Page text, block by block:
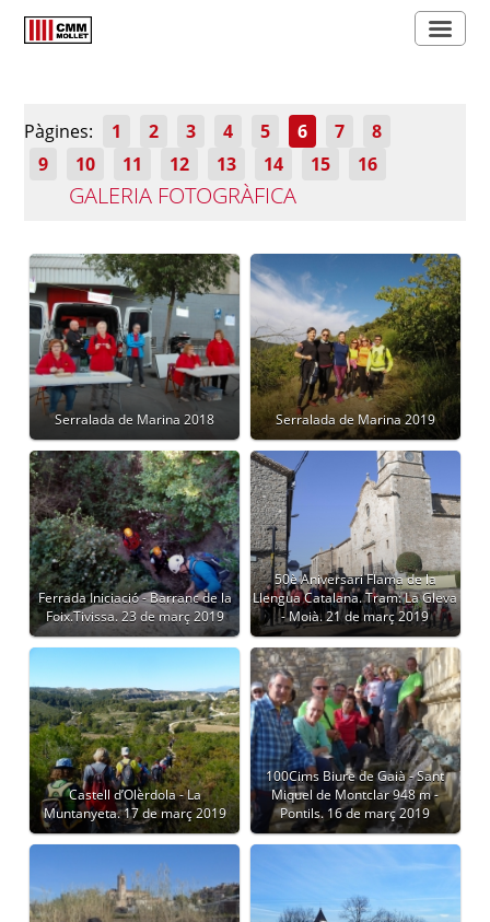
Pàgines: 1 2 3 4 5 6 7
8
9
10 11 12 13 14 15 16
GALERIA FOTOGRÀFICA
Serralada de Marina 2018 Serralada de Marina 2019
Ferrada Iniciació - Barranc de la
Foix.Tivissa. 23 de març 2019
50è Aniversari Flama de la
Llengua Catalana. Tram: La Gleva
- Moià. 21 de març 2019
Castell d’Olèrdola - La
Muntanyeta. 17 de març 2019
100Cims Biure de Gaià - Sant
Miquel de Montclar 948 m -
Pontils. 16 de març 2019